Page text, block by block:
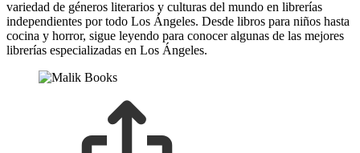
variedad de géneros literarios y culturas del mundo en librerías
independientes por todo Los Ángeles. Desde libros para niños hasta
cocina y horror, sigue leyendo para conocer algunas de las mejores
librerías especializadas en Los Ángeles.